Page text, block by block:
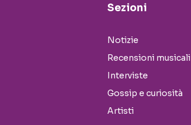
Sezioni
Notizie
Recensioni musicali
Interviste
Gossip e curiosità
Artisti